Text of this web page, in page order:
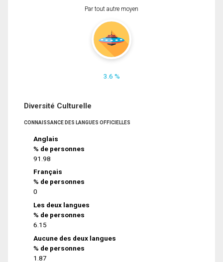
Par tout autre moyen
3.6 %
Diversité Culturelle
CONNAISSANCE DES LANGUES OFFICIELLES
Anglais
% de personnes
91.98
Français
% de personnes
0
Les deux langues
% de personnes
6.15
Aucune des deux langues
% de personnes
1.87